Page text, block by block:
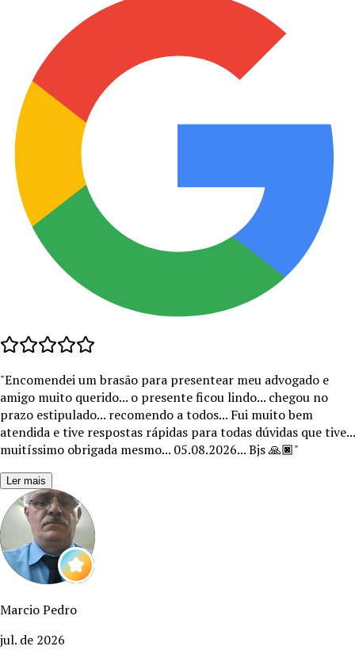
"Encomendei um brasão para presentear meu advogado e
amigo muito querido... o presente ficou lindo... chegou no
prazo estipulado... recomendo a todos... Fui muito bem
atendida e tive respostas rápidas para todas dúvidas que tive...
muitíssimo obrigada mesmo... 05.08.2026... Bjs 🙏🏿"
Ler mais
Marcio Pedro
jul. de 2026